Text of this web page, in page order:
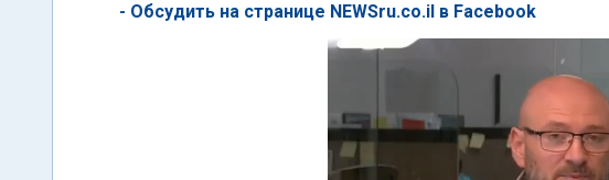
- Обсудить на странице NEWSru.co.il в Facebook